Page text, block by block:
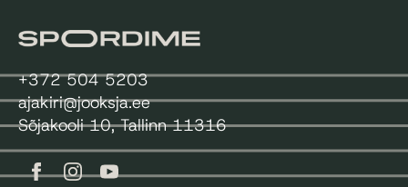
+372 504 5203
ajakiri@jooksja.ee
Sõjakooli 10, Tallinn 11316